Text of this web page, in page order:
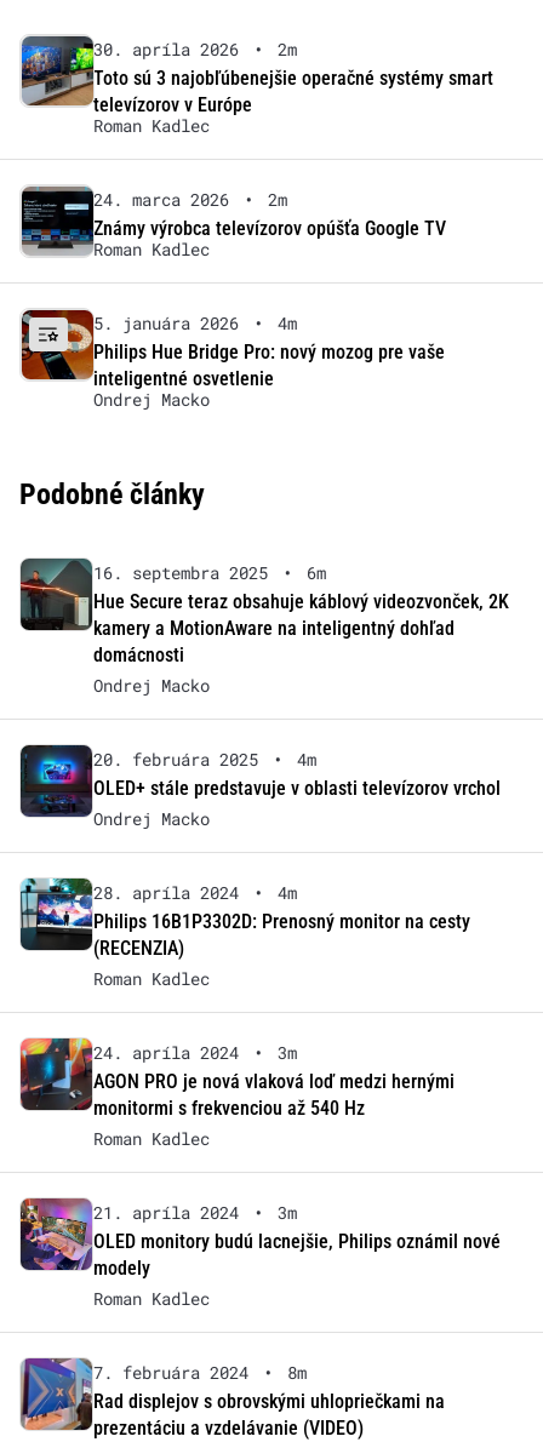
30. apríla 2026 •
2m
Toto sú 3 najobľúbenejšie operačné systémy smart
televízorov v Európe
Roman Kadlec
24. marca 2026 •
2m
Známy výrobca televízorov opúšťa Google TV
Roman Kadlec
5. januára 2026 •
4m
Philips Hue Bridge Pro: nový mozog pre vaše
inteligentné osvetlenie
Ondrej Macko
Podobné články
16. septembra 2025 •
6m
Hue Secure teraz obsahuje káblový videozvonček, 2K
kamery a MotionAware na inteligentný dohľad
domácnosti
Ondrej Macko
20. februára 2025 •
4m
OLED+ stále predstavuje v oblasti televízorov vrchol
Ondrej Macko
28. apríla 2024 •
4m
Philips 16B1P3302D: Prenosný monitor na cesty
(RECENZIA)
Roman Kadlec
24. apríla 2024 •
3m
AGON PRO je nová vlaková loď medzi hernými
monitormi s frekvenciou až 540 Hz
Roman Kadlec
21. apríla 2024 •
3m
OLED monitory budú lacnejšie, Philips oznámil nové
modely
Roman Kadlec
7. februára 2024 •
8m
Rad displejov s obrovskými uhlopriečkami na
prezentáciu a vzdelávanie (VIDEO)